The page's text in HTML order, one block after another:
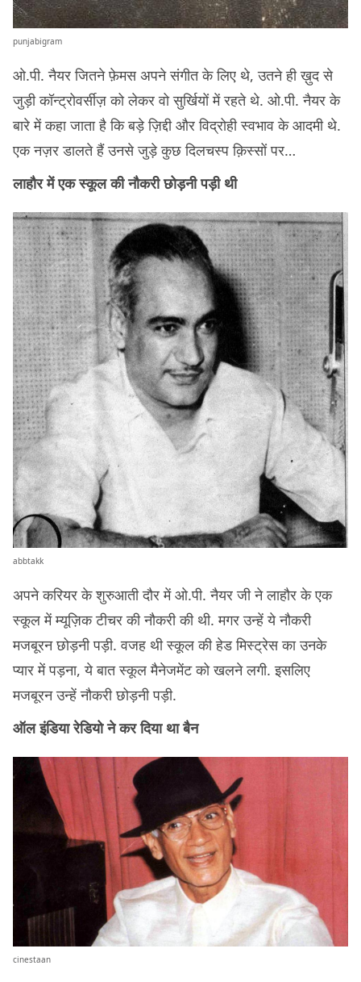
punjabigram
ओ.पी. नैयर जितने फ़ेमस अपने संगीत के लिए थे, उतने ही ख़ुद से
जुड़ी कॉन्ट्रोवर्सीज़ को लेकर वो सुर्खियों में रहते थे. ओ.पी. नैयर के
बारे में कहा जाता है कि बड़े ज़िद्दी और विद्रोही स्वभाव के आदमी थे.
एक नज़र डालते हैं उनसे जुड़े कुछ दिलचस्प क़िस्सों पर…
लाहौर में एक स्कूल की नौकरी छोड़नी पड़ी थी
abbtakk
अपने करियर के शुरुआती दौर में ओ.पी. नैयर जी ने लाहौर के एक
स्कूल में म्यूज़िक टीचर की नौकरी की थी. मगर उन्हें ये नौकरी
मजबूरन छोड़नी पड़ी. वजह थी स्कूल की हेड मिस्ट्रेस का उनके
प्यार में पड़ना, ये बात स्कूल मैनेजमेंट को खलने लगी. इसलिए
मजबूरन उन्हें नौकरी छोड़नी पड़ी.
ऑल इंडिया रेडियो ने कर दिया था बैन
cinestaan